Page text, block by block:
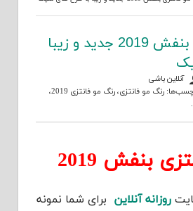
رنگ مو فانتزی بنفش 2019 جدید و زیبا
آنلاین باشی
رنگ مو فانتزی،رنگ مو فانتزی 2019
،
.
بنفش 2019
روزانه آنلاین برای شما نمونه